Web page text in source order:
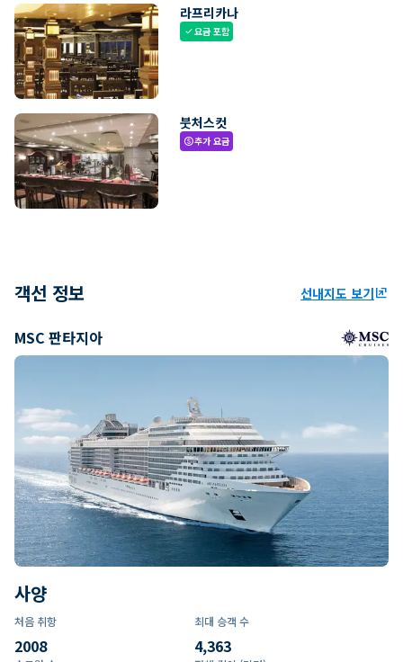
라프리카나
check요금 포함
붓처스컷
paid추가 요금
객선 정보 선내지도 보기ungroup
MSC 판타지아
사양
처음 취항
2008
최대 승객 수
4,363